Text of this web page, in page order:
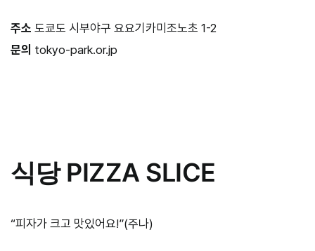
주소 도쿄도 시부야구 요요기카미조노초 1-2
문의 tokyo-park.or.jp
식당 PIZZA SLICE
“피자가 크고 맛있어요!”(주나)